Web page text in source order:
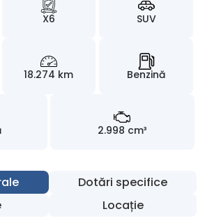
X6 SUV
18.274 km Benzină
2.998 cm³
Dotări specifice
Locație